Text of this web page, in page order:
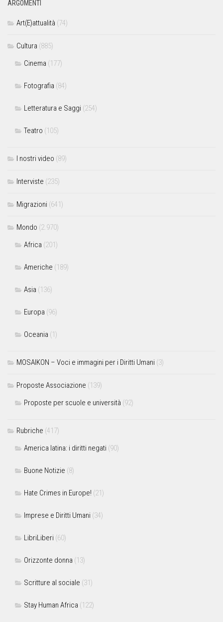
ARGOMENTI
Art(E)attualità (74)
Cultura (885)
Cinema (177)
Fotografia (84)
Letteratura e Saggi (254)
Teatro (105)
I nostri video (89)
Interviste (235)
Migrazioni (641)
Mondo (2.970)
Africa (201)
Americhe (189)
Asia (136)
Europa (96)
Oceania (1)
MOSAIKON – Voci e immagini per i Diritti Umani (3)
Proposte Associazione (139)
Proposte per scuole e università (92)
Rubriche (417)
America latina: i diritti negati (90)
Buone Notizie (8)
Hate Crimes in Europe! (21)
Imprese e Diritti Umani (34)
LibriLiberi (60)
Orizzonte donna (13)
Scritture al sociale (31)
Stay Human Africa (122)